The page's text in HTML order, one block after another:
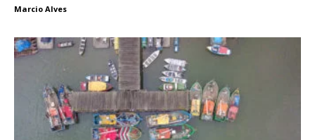
Marcio Alves